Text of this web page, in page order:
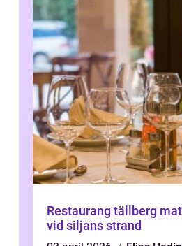
Restaurang tällberg matupplevelser
vid siljans strand